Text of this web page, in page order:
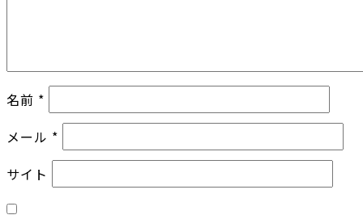
名前 *
メール *
サイト